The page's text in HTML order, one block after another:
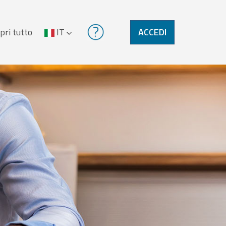
tutto IT ACCEDI